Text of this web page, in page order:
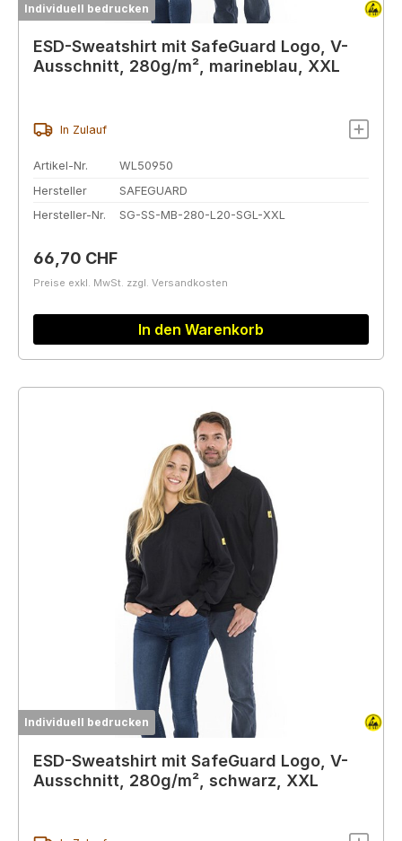
Individuell bedrucken
ESD-Sweatshirt mit SafeGuard Logo, V-
Ausschnitt, 280g/m², marineblau, XXL
In Zulauf
Artikel-Nr.
WL50950
Hersteller
SAFEGUARD
Hersteller-Nr.
SG-SS-MB-280-L20-SGL-XXL
Regulärer Preis:
66,70 CHF
Preise exkl. MwSt. zzgl. Versandkosten
In den Warenkorb
Individuell bedrucken
ESD-Sweatshirt mit SafeGuard Logo, V-
Ausschnitt, 280g/m², schwarz, XXL